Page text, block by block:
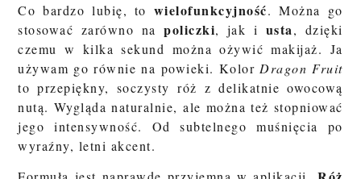
Co bardzo lubię, to wielofunkcyjność. Można go
stosować zarówno napoliczki, jak i usta, dzięki
czemu w kilka sekund można ożywić makijaż. Ja
używam go równie na powieki. Kolor Dragon Fruit
to przepiękny, soczysty róż z delikatnie owocową
nutą. Wygląda naturalnie, ale można też stopniować
jego intensywność. Od subtelnego muśnięcia po
wyraźny, letni akcent.